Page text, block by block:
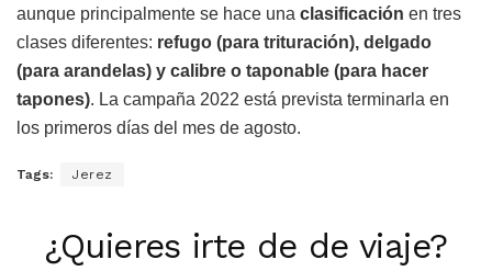
aunque principalmente se hace una clasificación en tres
clases diferentes: refugo (para trituración), delgado
(para arandelas) y calibre o taponable (para hacer
tapones). La campaña 2022 está prevista terminarla en
los primeros días del mes de agosto.
Tags: Jerez
¿Quieres irte de de viaje?